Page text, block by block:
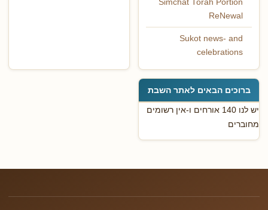
Simchat Torah Portion
ReNewal
Sukot news- and
celebrations
ברוכים הבאים לאתר השבת
יש לנו 140 אורחים ו-אין רשומים
מחוברים